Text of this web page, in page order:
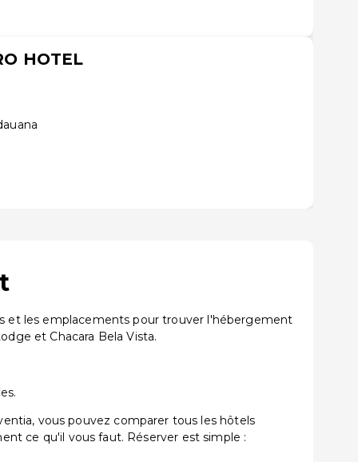
HOTEL
et les emplacements pour trouver l'hébergement
et Chacara Bela Vista.
vous pouvez comparer tous les hôtels
ce qu'il vous faut. Réserver est simple :